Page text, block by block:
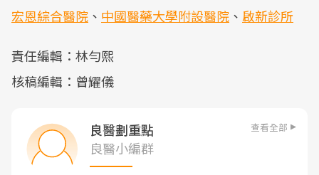
宏恩綜合醫院 、 中國醫藥大學附設醫院 、 啟新診所
責任編輯：林勻熙
核稿編輯：曾耀儀
良醫劃重點 查看全部
良醫小編群